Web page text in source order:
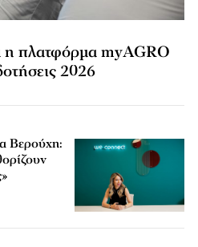
η πλατφόρμα myAGRO
2026
Βερούχη: